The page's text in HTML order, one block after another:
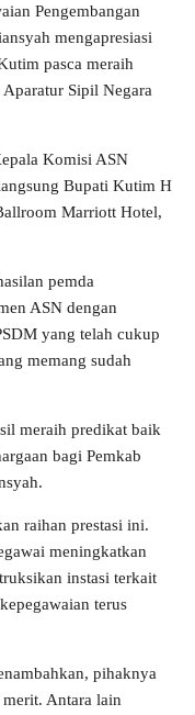
Pengembangan
mengapresiasi
pasca meraih
Sipil Negara
Komisi ASN
Bupati Kutim H
Marriott Hotel,
pemda
ASN dengan
yang telah cukup
memang sudah
meraih predikat baik
bagi Pemkab
raihan prestasi ini.
meningkatkan
instasi terkait
terus
pihaknya
Antara lain